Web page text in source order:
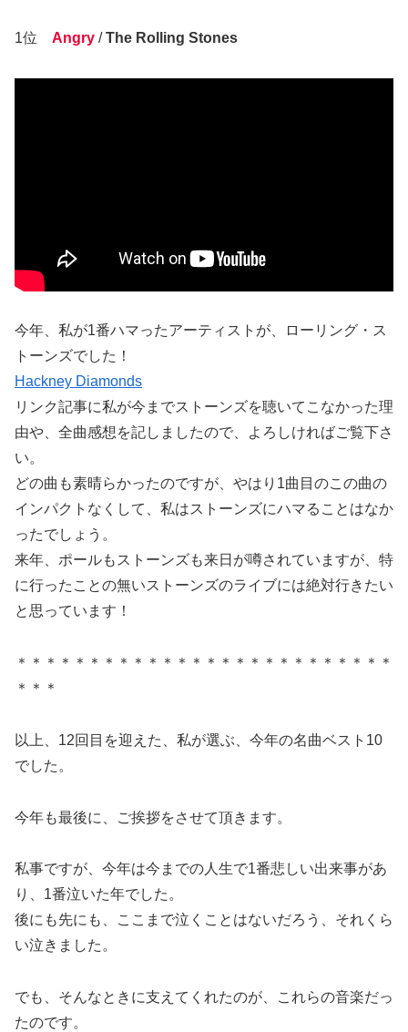
1位 Angry /The Rolling Stones
今年、私が1番ハマったアーティストが、ローリング・ス
トーンズでした！
Hackney Diamonds
リンク記事に私が今までストーンズを聴いてこなかった理
由や、全曲感想を記しましたので、よろしければご覧下さ
い。
どの曲も素晴らかったのですが、やはり1曲目のこの曲の
インパクトなくして、私はストーンズにハマることはなか
ったでしょう。
来年、ポールもストーンズも来日が噂されていますが、特
に行ったことの無いストーンズのライブには絶対行きたい
と思っています！
＊＊＊＊＊＊＊＊＊＊＊＊＊＊＊＊＊＊＊＊＊＊＊＊＊＊
＊＊＊
以上、12回目を迎えた、私が選ぶ、今年の名曲ベスト10
でした。
今年も最後に、ご挨拶をさせて頂きます。
私事ですが、今年は今までの人生で1番悲しい出来事があ
り、1番泣いた年でした。
後にも先にも、ここまで泣くことはないだろう、それくら
い泣きました。
でも、そんなときに支えてくれたのが、これらの音楽だっ
たのです。